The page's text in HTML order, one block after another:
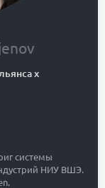
x
системы
НИУ ВШЭ.